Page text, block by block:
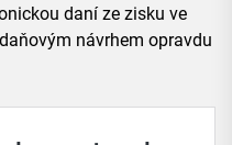
daní ze zisku ve
návrhem opravdu